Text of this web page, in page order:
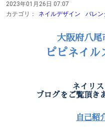
2023年01月26日 07:07
カテゴリ：
ネイルデザイン バレン
大阪府八尾
ピピネイ
ネイリ
ブログをご覧頂き
自己紹